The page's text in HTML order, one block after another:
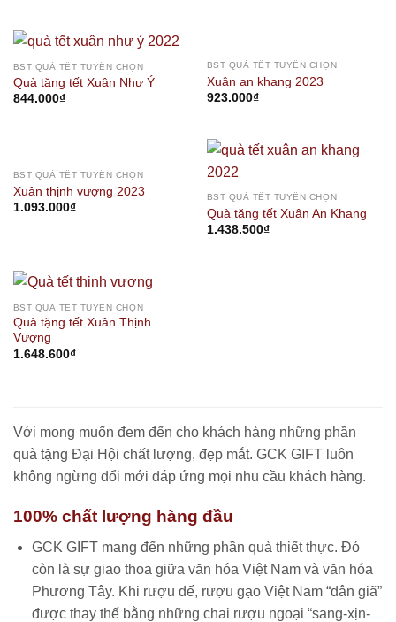
BST QUÀ TẾT TUYỂN CHỌN
Quà tặng tết Xuân Như Ý
844.000₫
OUT OF STOCK
BST QUÀ TẾT TUYỂN CHỌN
Xuân an khang 2023
923.000₫
OUT OF STOCK
BST QUÀ TẾT TUYỂN CHỌN
Xuân thịnh vượng 2023
1.093.000₫
BST QUÀ TẾT TUYỂN CHỌN
Quà tặng tết Xuân An Khang
1.438.500₫
BST QUÀ TẾT TUYỂN CHỌN
Quà tặng tết Xuân Thịnh
Vượng
1.648.600₫
Với mong muốn đem đến cho khách hàng những phần
quà tặng Đại Hội chất lượng, đẹp mắt. GCK GIFT luôn
không ngừng đổi mới đáp ứng mọi nhu cầu khách hàng.
100% chất lượng hàng đầu
GCK GIFT mang đến những phần quà thiết thực. Đó
còn là sự giao thoa giữa văn hóa Việt Nam và văn hóa
Phương Tây. Khi rượu đế, rượu gạo Việt Nam “dân giã”
được thay thế bằng những chai rượu ngoại “sang-xịn-